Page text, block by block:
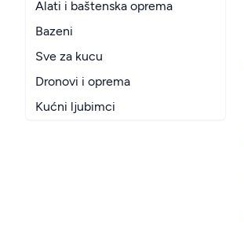
Alati i baštenska oprema
Bazeni
Sve za kucu
Dronovi i oprema
Kućni ljubimci